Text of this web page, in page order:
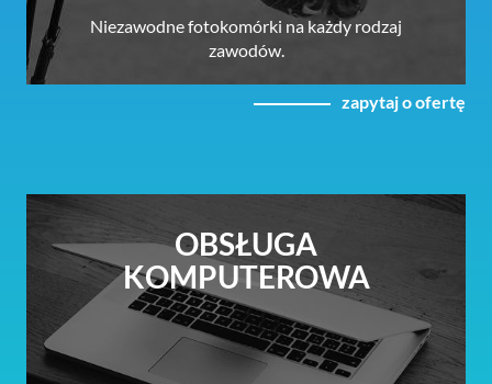
Niezawodne fotokomórki na każdy rodzaj
zawodów.
zapytaj o ofertę
OBSŁUGA
KOMPUTEROWA